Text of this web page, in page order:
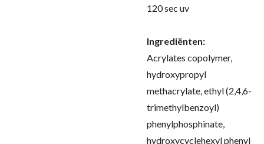
120 sec uv
Ingrediënten:
Acrylates copolymer,
hydroxypropyl
methacrylate, ethyl (2,4,6-
trimethylbenzoyl)
phenylphosphinate,
hydroxycyclehexyl phenyl